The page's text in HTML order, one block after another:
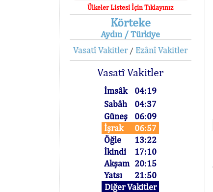
Ülkeler Listesi İçin Tıklayınız
Körteke
Aydın / Türkiye
Vasatî Vakitler/ Ezânî Vakitler
Vasatî Vakitler
İmsâk
04:19
Sabâh
04:37
Güneş
06:09
İşrak
06:57
Öğle
13:22
İkindi
17:10
Akşam 20:15
Yatsı
21:50
Diğer Vakitler